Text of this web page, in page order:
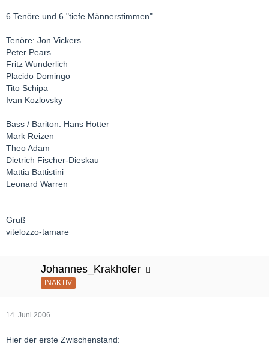
6 Tenöre und 6 "tiefe Männerstimmen"
Tenöre: Jon Vickers
Peter Pears
Fritz Wunderlich
Placido Domingo
Tito Schipa
Ivan Kozlovsky
Bass / Bariton: Hans Hotter
Mark Reizen
Theo Adam
Dietrich Fischer-Dieskau
Mattia Battistini
Leonard Warren
Gruß
vitelozzo-tamare
Johannes_Krakhofer
INAKTIV
14. Juni 2006
Hier der erste Zwischenstand: